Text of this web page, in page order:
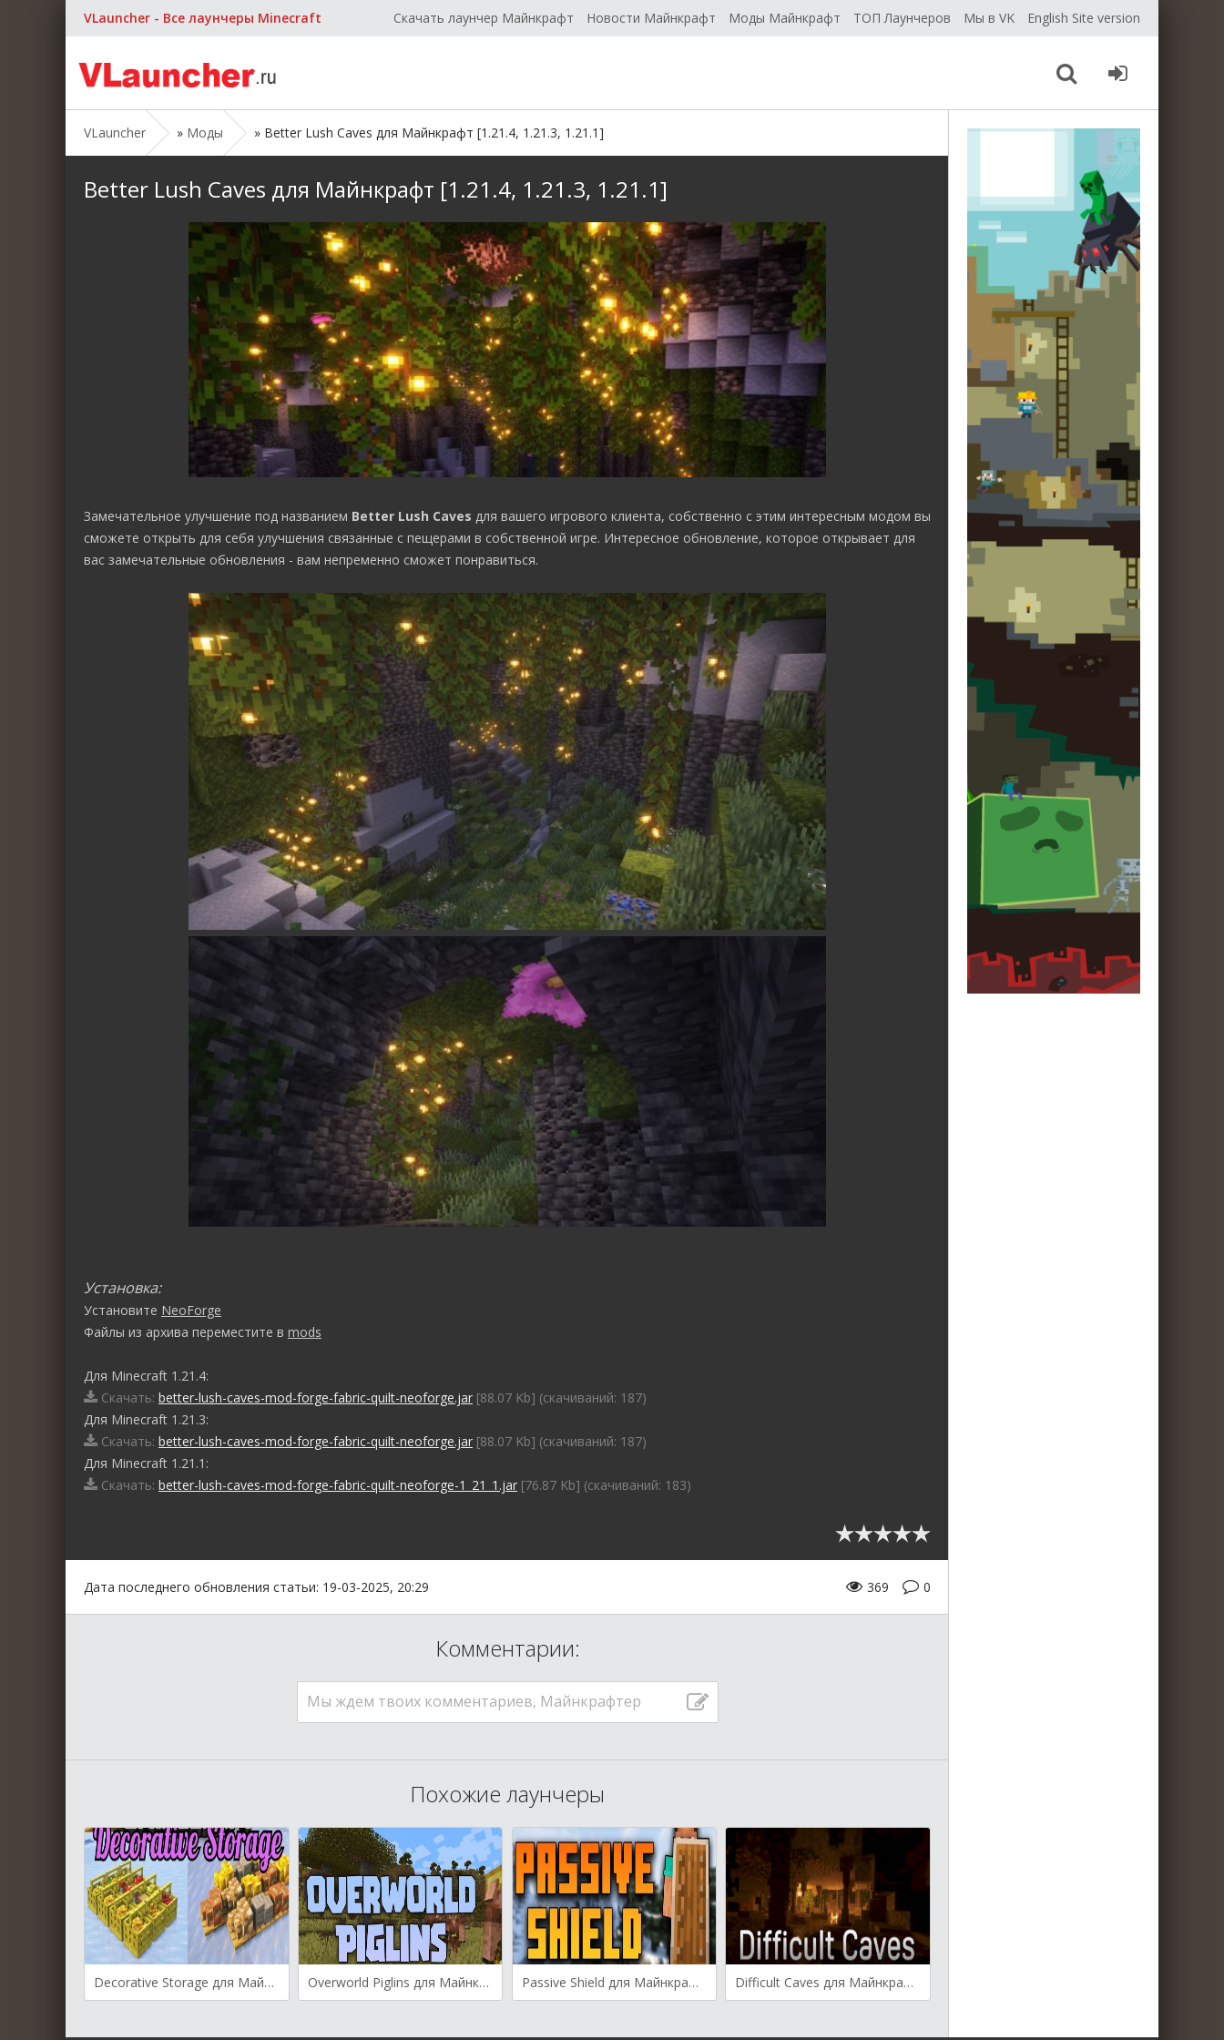
VLauncher - Все лаунчеры Minecraft Скачать лаунчер Майнкрафт Новости Майнкрафт Моды Майнкрафт ТОП Лаунчеров Мы в VK English Site version
VLauncher » Моды » Better Lush Caves для Майнкрафт [1.21.4, 1.21.3, 1.21.1]
Better Lush Caves для Майнкрафт [1.21.4, 1.21.3, 1.21.1]
Замечательное улучшение под названием Better Lush Caves для вашего игрового клиента, собственно с этим интересным модом вы
сможете открыть для себя улучшения связанные с пещерами в собственной игре. Интересное обновление, которое открывает для
вас замечательные обновления - вам непременно сможет понравиться.
Установка:
Установите NeoForge
Файлы из архива переместите в mods
Для Minecraft 1.21.4:
Скачать: better-lush-caves-mod-forge-fabric-quilt-neoforge.jar [88.07 Kb] (cкачиваний: 187)
Для Minecraft 1.21.3:
Скачать: better-lush-caves-mod-forge-fabric-quilt-neoforge.jar [88.07 Kb] (cкачиваний: 187)
Для Minecraft 1.21.1:
Скачать: better-lush-caves-mod-forge-fabric-quilt-neoforge-1_21_1.jar [76.87 Kb] (cкачиваний: 183)
Дата последнего обновления статьи: 19-03-2025, 20:29 0
369
Комментарии:
Мы ждем твоих комментариев, Майнкрафтер
Похожие лаунчеры
Decorative Storage для Майнкрафт [1.21.4, 1.21.1, 1.20.4] Overworld Piglins для Майнкрафт [1.21.4, 1.21.3, 1.21.1] Passive Shield для Майнкрафт [1.21.3, 1.21.1, 1.21] Difficult Caves для Майнкрафт [1.19.2, 1.18.2]